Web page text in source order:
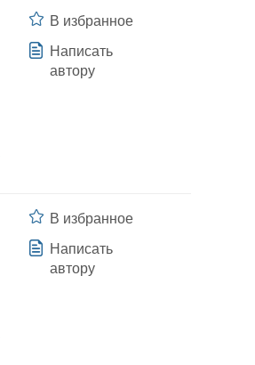
В избранное
Написать
автору
В избранное
Написать
автору